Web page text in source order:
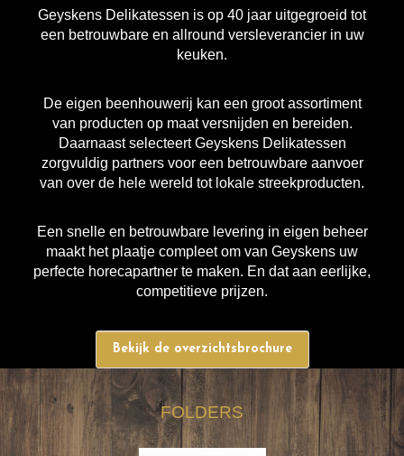
Geyskens Delikatessen is op 40 jaar uitgegroeid tot
een betrouwbare en allround versleverancier in uw
keuken.
De eigen beenhouwerij kan een groot assortiment
van producten op maat versnijden en bereiden.
Daarnaast selecteert Geyskens Delikatessen
zorgvuldig partners voor een betrouwbare aanvoer
van over de hele wereld tot lokale streekproducten.
Een snelle en betrouwbare levering in eigen beheer
maakt het plaatje compleet om van Geyskens uw
perfecte horecapartner te maken. En dat aan eerlijke,
competitieve prijzen.
Bekijk de overzichtsbrochure
FOLDERS